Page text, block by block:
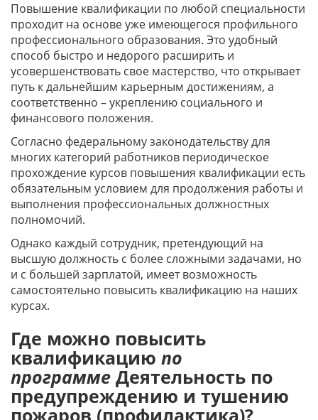
Повышение квалификации по любой специальности
проходит на основе уже имеющегося профильного
профессионального образования. Это удобный
способ быстро и недорого расширить и
усовершенствовать свое мастерство, что открывает
путь к дальнейшим карьерным достижениям, а
соответственно – укреплению социального и
финансового положения.
Согласно федеральному законодательству для
многих категорий работников периодическое
прохождение курсов повышения квалификации есть
обязательным условием для продолжения работы и
выполнения профессиональных должностных
полномочий.
Однако каждый сотрудник, претендующий на
высшую должность с более сложными задачами, но
и с большей зарплатой, имеет возможность
самостоятельно повысить квалификацию на наших
курсах.
Где можно повысить
квалификацию по
программе Деятельность по
предупреждению и тушению
пожаров (профилактика)?